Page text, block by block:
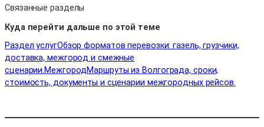
Связанные разделы
Куда перейти дальше по этой теме
Раздел услугОбзор форматов перевозки: газель, грузчики,
доставка, межгород и смежные
сценарии. МежгородМаршруты из Волгограда, сроки,
стоимость, документы и сценарии межгородных рейсов.